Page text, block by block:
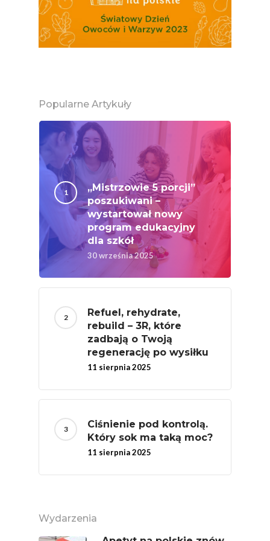
Popularne Artykuły
„Mistrzowie 5 porcji”
poszukiwani –
wystartował nowy
program edukacyjny
dla szkół
30 września 2025
Refuel, rehydrate,
rebuild – 3R, które
zadbają o Twoją
regenerację po wysiłku
11 sierpnia 2025
Ciśnienie pod kontrolą.
Który sok ma taką moc?
11 sierpnia 2025
Wydarzenia
MOC POLSKICH
# Wybieram
Jabłka
Narodowe Badania
Konsumpcji Warzyw
Owoców
Nutriscore Fakty
Federacja
Związków
Rolnych – Ziemniaki
Jedz Owoce I
Nich Największa
Skrywa!
Festiwal Młody
Ziemniak
Jemy Eko Warzywa I
Polskie Forum
Chrup Owoce, Jedz
Warzywa – To Na